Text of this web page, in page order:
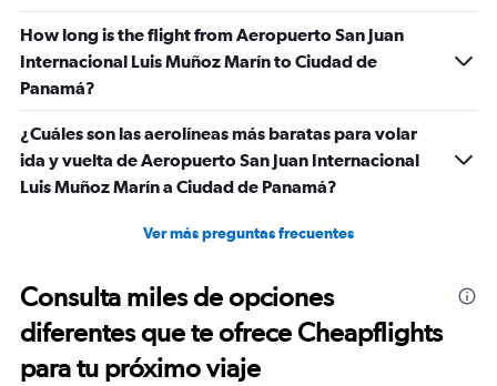
How long is the flight from Aeropuerto San Juan
Internacional Luis Muñoz Marín to Ciudad de
Panamá?
¿Cuáles son las aerolíneas más baratas para volar
ida y vuelta de Aeropuerto San Juan Internacional
Luis Muñoz Marín a Ciudad de Panamá?
Ver más preguntas frecuentes
Consulta miles de opciones
diferentes que te ofrece Cheapflights
para tu próximo viaje